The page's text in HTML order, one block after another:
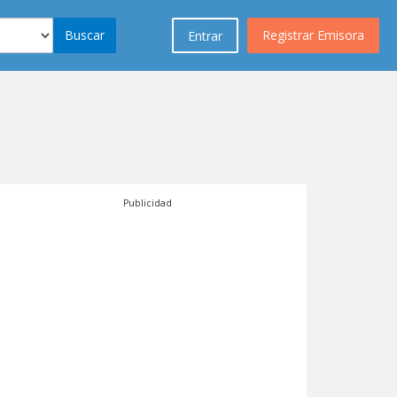
Registrar Emisora
Entrar
Buscar
Publicidad